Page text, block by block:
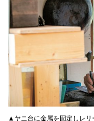
▲ヤニ台に金属を固定しレリ